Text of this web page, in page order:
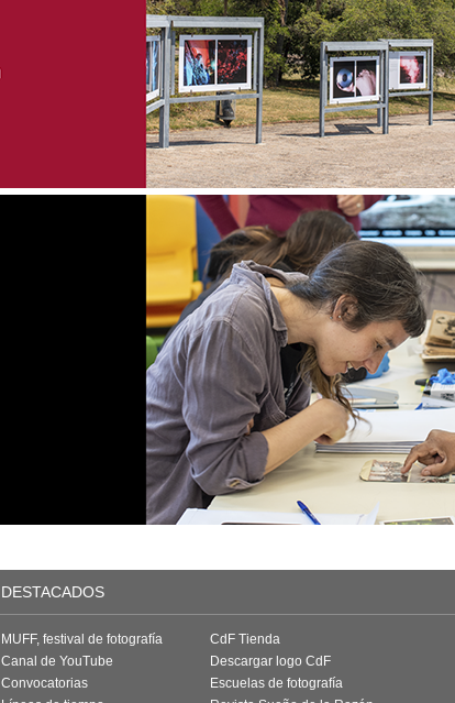
DESTACADOS
MUFF, festival de fotografía
Canal de YouTube
Convocatorias
CdF Tienda
Descargar logo CdF
Escuelas de fotografía